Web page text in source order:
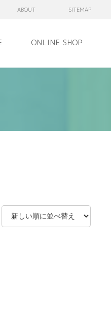
ABOUT SITEMAP
ONLINE SHOP